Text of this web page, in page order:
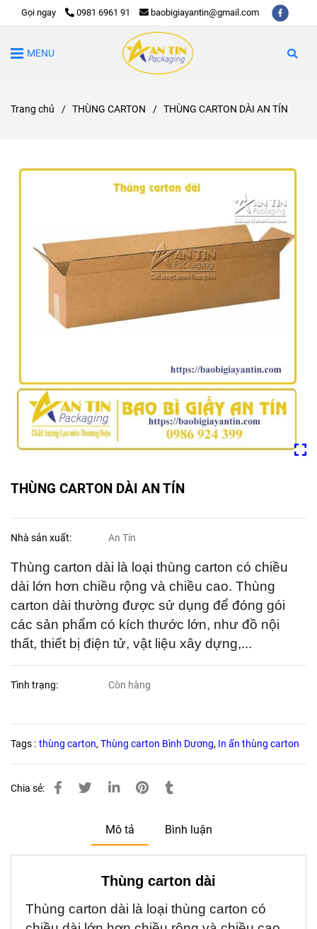
Gọi ngay 0981 6961 91 baobigiayantin@gmail.com
MENU
Trang chủ / THÙNG CARTON / THÙNG CARTON DÀI AN TÍN
THÙNG CARTON DÀI AN TÍN
Nhà sản xuất: An Tín
Thùng carton dài là loại thùng carton có chiều
dài lớn hơn chiều rộng và chiều cao. Thùng
carton dài thường được sử dụng để đóng gói
các sản phẩm có kích thước lớn, như đồ nội
thất, thiết bị điện tử, vật liệu xây dựng,...
Tình trạng: Còn hàng
Tags : thùng carton,Thùng carton Bình Dương, In ấn thùng carton
Chia sẻ:
Mô tả Bình luận
Thùng carton dài
Thùng carton dài là loại thùng carton có